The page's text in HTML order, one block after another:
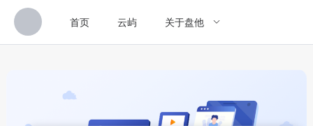
首页 云屿 关于盘他